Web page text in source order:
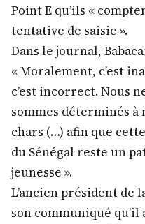
Point E qu’ils «
tentative de saisie ».
Dans le journal,
« Moralement, c’est
c’est incorrect. Nous
sommes déterminés
chars (…) afin que
du Sénégal reste un
jeunesse ».
L’ancien président de
son communiqué